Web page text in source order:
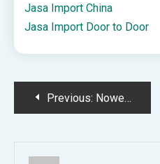
Jasa Import China
Jasa Import Door to Door
PostPrevious: Nowe informacje na temat kontuzji zawodnika Korony Kielce!